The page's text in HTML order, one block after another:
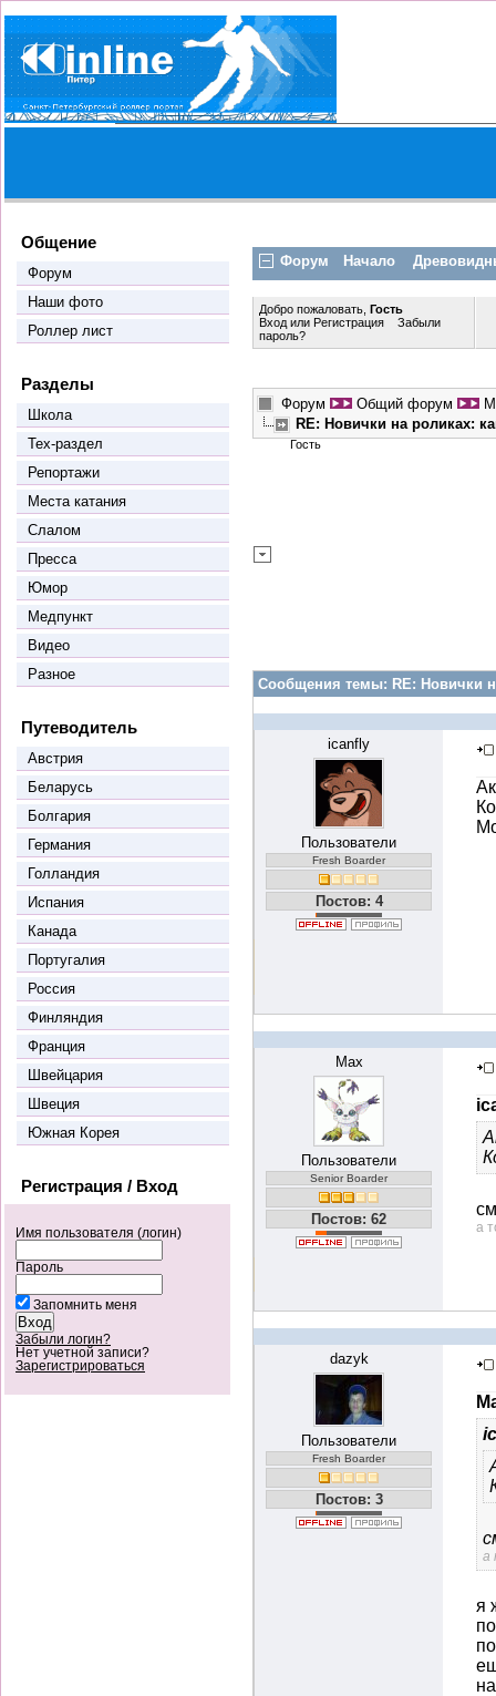
Общение
Форум
Наши фото
Роллер лист
Разделы
Школа
Тех-раздел
Репортажи
Места катания
Слалом
Пресса
Юмор
Медпункт
Видео
Разное
Путеводитель
Австрия
Беларусь
Болгария
Германия
Голландия
Испания
Канада
Португалия
Россия
Финляндия
Франция
Швейцария
Швеция
Южная Корея
Регистрация / Вход
Имя пользователя (логин)
Пароль
Запомнить меня
Забыли логин?
Нет учетной записи?
Зарегистрироваться
Форум Начало
Добро пожаловать,Гость
Входили Регистрация
Забыли
пароль?
Форум Общий форум
RE: Новички на роликах:
Гость
Сообщения темы: RE: Новички
icanfly
Пользователи
Fresh Boarder
Постов: 4
Max
Пользователи
Senior Boarder
Постов: 62 а
dazyk
Пользователи
Fresh Boarder
Постов: 3
а
я